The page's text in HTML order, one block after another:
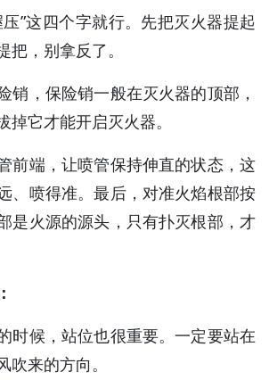
这四个字就行。先把灭火器提起
，别拿反了。
，保险销一般在灭火器的顶部，
掉它才能开启灭火器。
端，让喷管保持伸直的状态，这
、喷得准。最后，对准火焰根部按
是火源的源头，只有扑灭根部，才
候，站位也很重要。一定要站在
来的方向。